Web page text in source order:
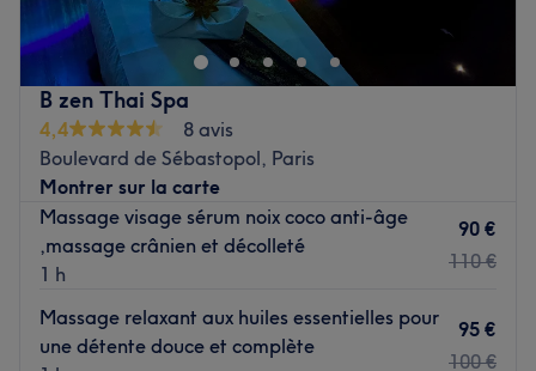
Victoria et ses mains d'expertes remplies de dextérité et
de maîtrise dans sa pièce ultra cocooning où vous
ressortirez avec un corps drainé et léger ainsi qu'une
peau sublimée et un esprit reposé !
Transport public le plus proche
La station de métro Étienne Marcel (ligne 4) est à deux
minutes à pied.
L’équipe
Victoria est aux petits soins pour sa clientèle.
Nos coups de cœur
B zen Thai Spa
4,4
8 avis
Boulevard de Sébastopol, Paris
Montrer sur la carte
Massage visage sérum noix coco anti-âge
,massage crânien et décolleté
1 h
90 €
110 €
Massage relaxant aux huiles essentielles pour
une détente douce et complète
95 €
100 €